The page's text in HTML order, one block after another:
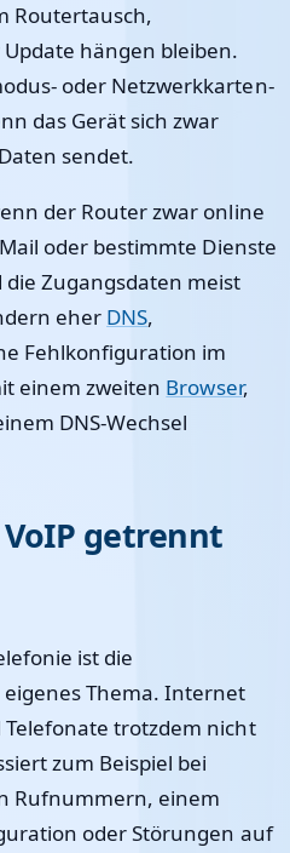
Routertausch,
hängen bleiben.
oder Netzwerkkarten-
das Gerät sich zwar
sendet.
der Router zwar online
oder bestimmte Dienste
Zugangsdaten meist
eher DNS,
Fehlkonfiguration im
einem zweiten Browser,
DNS-Wechsel
getrennt
ist die
Thema. Internet
trotzdem nicht
zum Beispiel bei
Rufnummern, einem
oder Störungen auf